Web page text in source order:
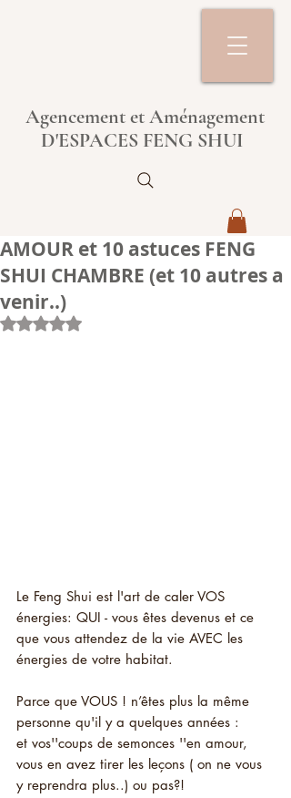
Agencement et Aménagement
D'ESPACES FENG SHUI
AMOUR et 10 astuces FENG
SHUI CHAMBRE (et 10 autres a
venir..)
Noté NaN étoiles sur 5.
Le Feng Shui est l'art de caler VOS
énergies: QUI - vous êtes devenus et ce
que vous attendez de la vie AVEC les
énergies de votre habitat.
Parce que VOUS ! n’êtes plus la même
personne qu'il y a quelques années :
et vos''coups de semonces ''en amour,
vous en avez tirer les leçons ( on ne vous
y reprendra plus..) ou pas?!